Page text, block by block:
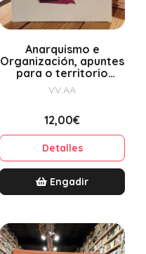
Anarquismo e
Organización, apuntes
para o territorio
galego
VV.AA
12,00€
Detalles
Engadir